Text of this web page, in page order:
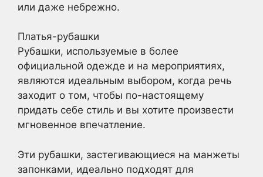
или даже небрежно.
Платья-рубашки
Рубашки, используемые в более
официальной одежде и на мероприятиях,
являются идеальным выбором, когда речь
заходит о том, чтобы по-настоящему
придать себе стиль и вы хотите произвести
мгновенное впечатление.
Эти рубашки, застегивающиеся на манжеты
запонками, идеально подходят для